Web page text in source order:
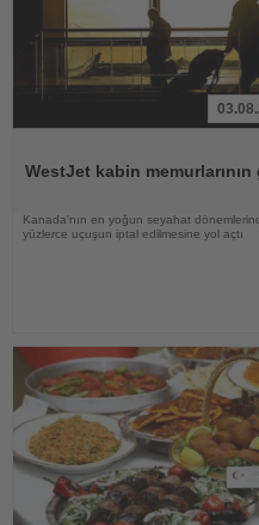
WestJet kabin
Kanada'nın en yoğun seyahat
yüzlerce uçuşun iptal edilmesine yol açtı